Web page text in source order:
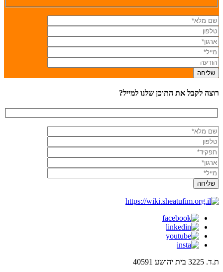
רוצה לקבל את התוכן שלנו למייל?
ת.ד. 3225 בית יהושע 40591